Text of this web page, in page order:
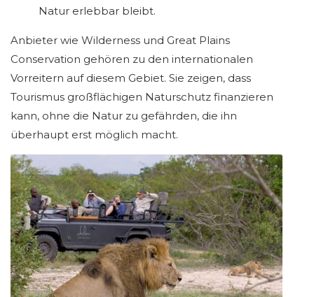
Natur erlebbar bleibt.
Anbieter wie Wilderness und Great Plains
Conservation gehören zu den internationalen
Vorreitern auf diesem Gebiet. Sie zeigen, dass
Tourismus großflächigen Naturschutz finanzieren
kann, ohne die Natur zu gefährden, die ihn
überhaupt erst möglich macht.